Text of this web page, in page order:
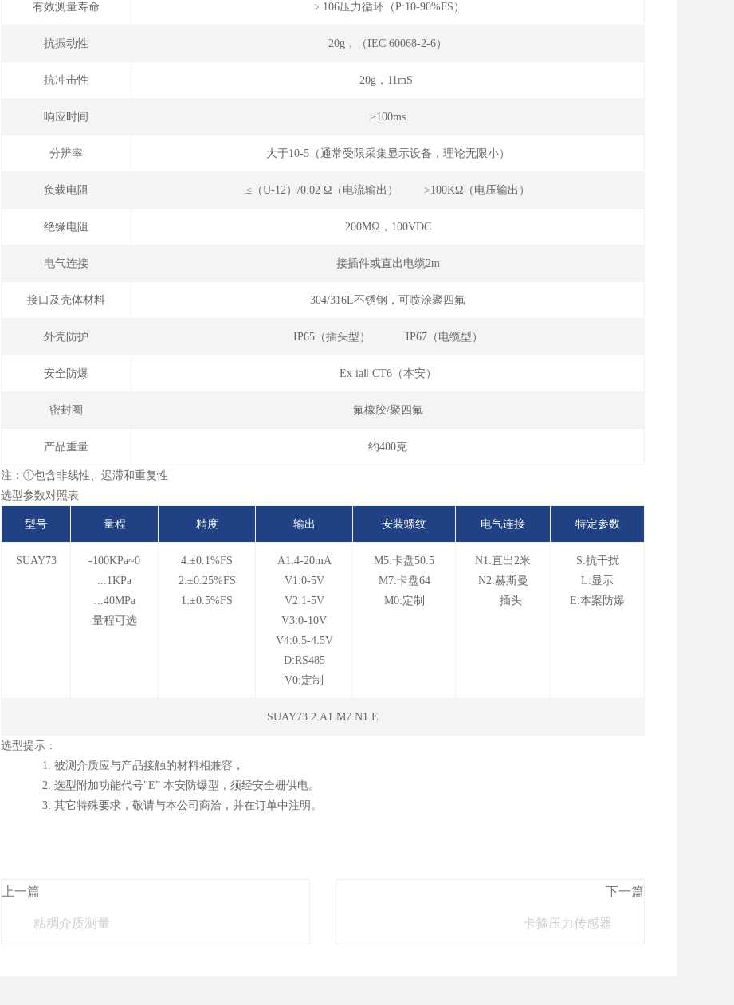
有效测量寿命 ﹥106压力循环（P:10-90%FS）
抗振动性 20g，（IEC 60068-2-6）
抗冲击性 20g，11mS
响应时间 ≥100ms
分辨率 大于10-5（通常受限采集显示设备，理论无限小）
负载电阻 ≤（U-12）/0.02 Ω（电流输出） >100KΩ（电压输出）
绝缘电阻 200MΩ，100VDC
电气连接 接插件或直出电缆2m
接口及壳体材料 304/316L不锈钢，可喷涂聚四氟
外壳防护 IP65（插头型） IP67（电缆型）
安全防爆 Ex iaⅡ CT6（本安）
密封圈 氟橡胶/聚四氟
产品重量 约400克
注：①包含非线性、迟滞和重复性
选型参数对照表
型号 量程 精度 输出 安装螺纹 电气连接 特定参数
SUAY73
-100KPa~0
...1KPa
...40MPa
量程可选
4:±0.1%FS
2:±0.25%FS
1:±0.5%FS
A1:4-20mA
V1:0-5V
V2:1-5V
V3:0-10V
V4:0.5-4.5V
D:RS485
V0:定制
M5:卡盘50.5
M7:卡盘64
M0:定制
N1:直出2米
N2:赫斯曼
插头
S:抗干扰
L:显示
E:本案防爆
SUAY73.2.A1.M7.N1.E
选型提示：
1. 被测介质应与产品接触的材料相兼容，
2. 选型附加功能代号"E” 本安防爆型，须经安全栅供电。
3. 其它特殊要求，敬请与本公司商洽，并在订单中注明。
上一篇
粘稠介质测量
下一篇
卡箍压力传感器